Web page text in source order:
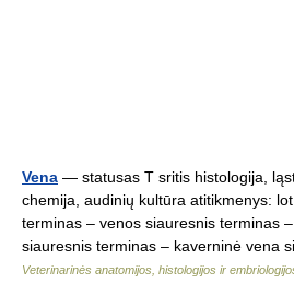
Vena — statusas T sritis histologija,
chemija, audinių kultūra atitikmenys:
terminas – venos siauresnis terminas
siauresnis terminas – kaverninė
Veterinarinės anatomijos, histologijos ir